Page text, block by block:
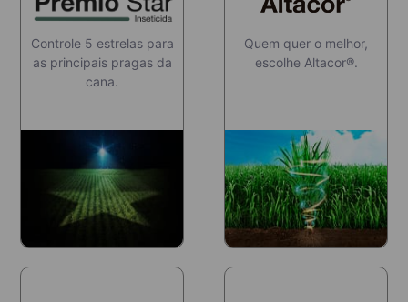
Controle 5 estrelas para
as principais pragas da
cana.
Quem quer o melhor,
escolhe Altacor®.